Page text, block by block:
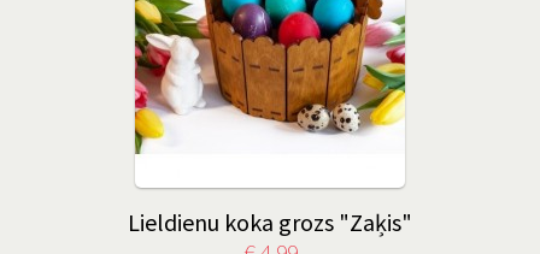
Lieldienu koka grozs "Zaķis"